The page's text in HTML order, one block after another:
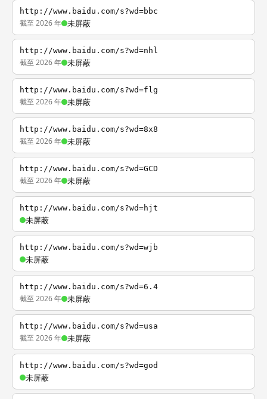
http://www.baidu.com/s?wd=bbc
截至 2026 年 未屏蔽
http://www.baidu.com/s?wd=nhl
截至 2026 年 未屏蔽
http://www.baidu.com/s?wd=flg
截至 2026 年 未屏蔽
http://www.baidu.com/s?wd=8x8
截至 2026 年 未屏蔽
http://www.baidu.com/s?wd=GCD
截至 2026 年 未屏蔽
http://www.baidu.com/s?wd=hjt
未屏蔽
http://www.baidu.com/s?wd=wjb
未屏蔽
http://www.baidu.com/s?wd=6.4
截至 2026 年 未屏蔽
http://www.baidu.com/s?wd=usa
截至 2026 年 未屏蔽
http://www.baidu.com/s?wd=god
未屏蔽